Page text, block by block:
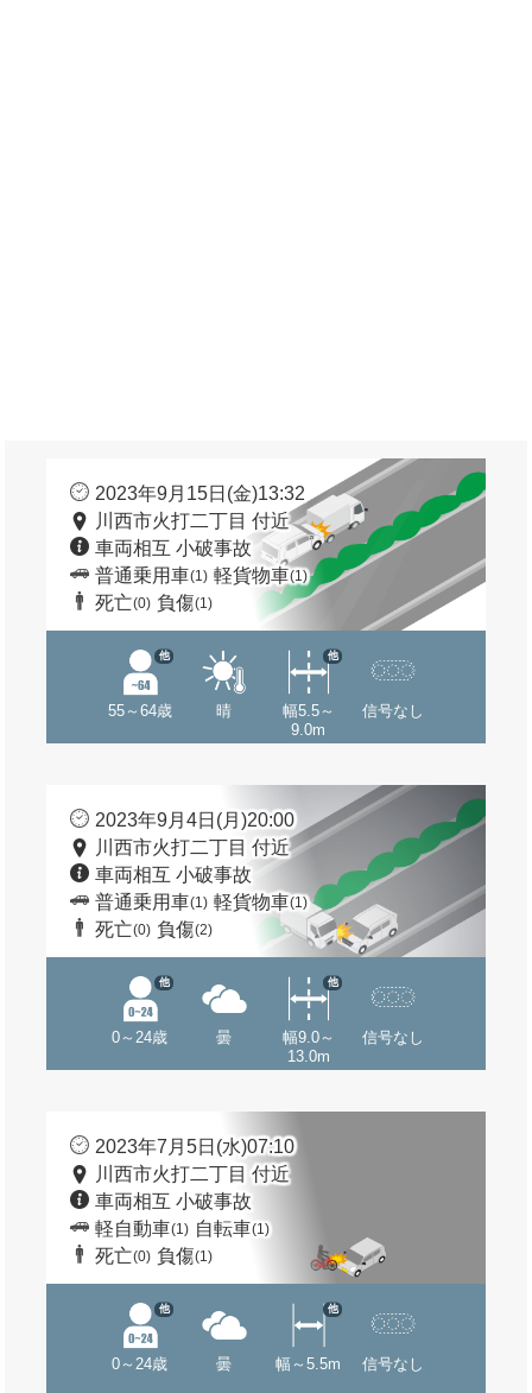
2023年9月15日(金)13:32
川西市火打二丁目 付近
車両相互 小破事故
普通乗用車(1) 軽貨物車(1)
死亡(0) 負傷(1)
55～64歳
他
晴
幅5.5～
9.0m
他
信号なし
2023年9月4日(月)20:00
川西市火打二丁目 付近
車両相互 小破事故
普通乗用車(1) 軽貨物車(1)
死亡(0) 負傷(2)
0～24歳
他
曇
幅9.0～
13.0m
他
信号なし
2023年7月5日(水)07:10
川西市火打二丁目 付近
車両相互 小破事故
軽自動車(1) 自転車(1)
死亡(0) 負傷(1)
0～24歳
他
曇 幅～5.5m
他
信号なし